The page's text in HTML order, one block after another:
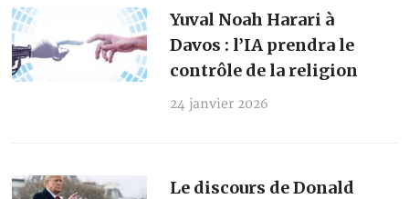
Yuval Noah Harari à
Davos : l’IA prendra le
contrôle de la religion
24 janvier 2026
Le discours de Donald